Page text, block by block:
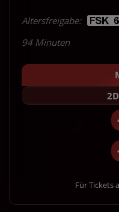
Altersfreigabe:
94 Minuten
2D
Für Tickets